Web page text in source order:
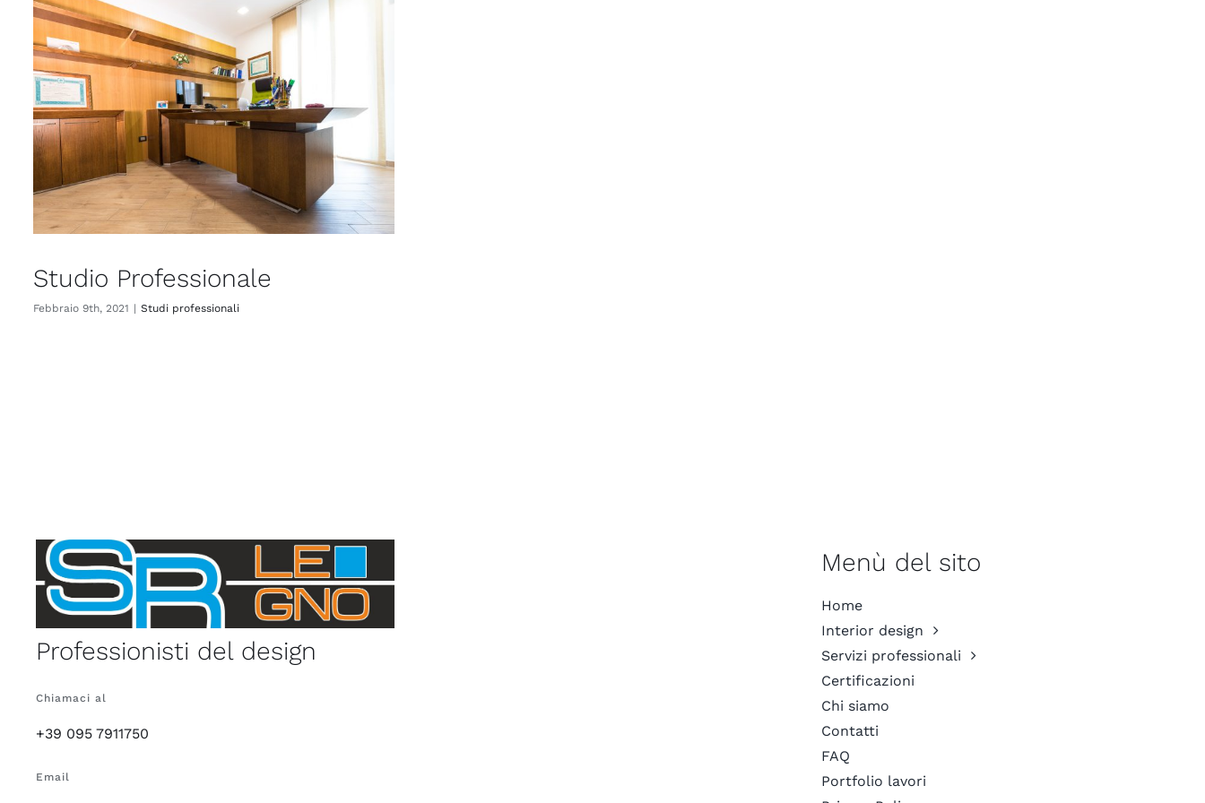
Studio Professionale
Febbraio 9th, 2021 | Studi professionali
Professionisti del design
Chiamaci al
+39 095 7911750
Email
Menù del sito
Home
Interior design
Servizi professionali
Certificazioni
Chi siamo
Contatti
FAQ
Portfolio lavori